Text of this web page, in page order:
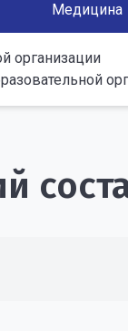
Медицина
организации